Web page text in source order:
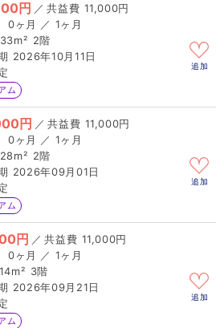
円 ／
11,000円
0ヶ月 ／ 1ヶ月
2階
2026年10月11日
ム
追加
円 ／
11,000円
0ヶ月 ／ 1ヶ月
2階
2026年09月01日
ム
追加
円 ／
11,000円
0ヶ月 ／ 1ヶ月
3階
2026年09月21日
ム
追加